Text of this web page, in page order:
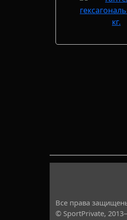
Все права
© SportPrivate,